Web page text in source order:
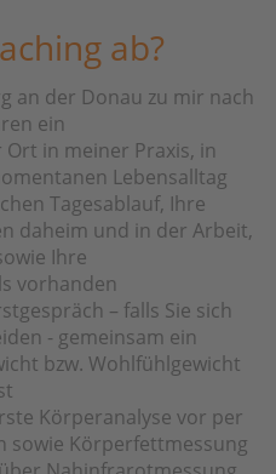
ab?
an der Donau zu mir nach
ein
in meiner Praxis, in
Lebensalltag
Tagesablauf, Ihre
daheim und in der Arbeit,
Ihre
vorhanden
– falls Sie sich
- gemeinsam ein
bzw. Wohlfühlgewicht
Körperanalyse vor per
sowie Körperfettmessung